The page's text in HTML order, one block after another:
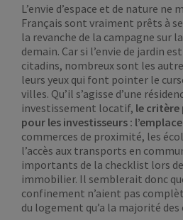
L’envie d’espace et de nature ne
Français sont vraiment prêts à
la revanche de la campagne sur
demain. Car si l’envie de jardin
citadins, nombreux sont les
leurs yeux qui font pointer le
villes. Qu’il s’agisse d’une
investissement locatif, le critère
pour les investisseurs :
commerces de proximité, les
l’accès aux transports en
importants de la checklist lors
immobilier. Il semblerait donc
confinement n’aient pas
du logement qu’a la majorité des